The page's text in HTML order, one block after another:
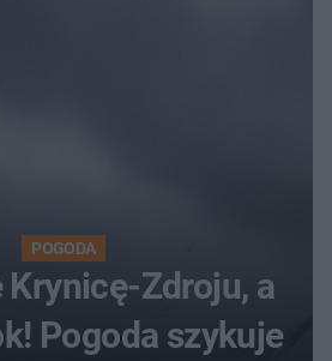
POGODA
Krynicę-Zdroju, a
Pogoda szykuje